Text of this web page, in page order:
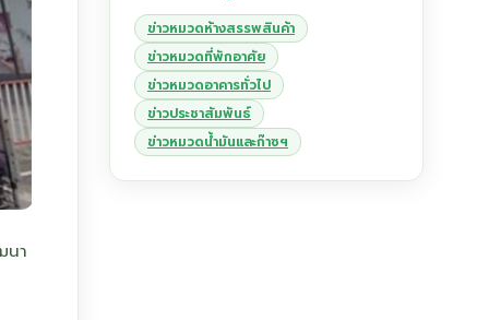
นา
ข่าวหมวดห้างสรรพสินค้า
ข่าวหมวดที่พักอาศัย
ข่าวหมวดอาคารทั่วไป
ข่าวประชาสัมพันธ์
ข่าวหมวดน้ำมันและก๊าซฯ